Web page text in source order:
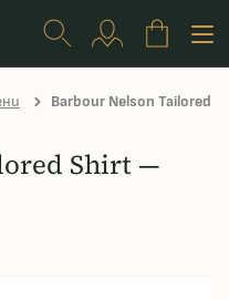
Barbour Nelson Tailored
Shirt —